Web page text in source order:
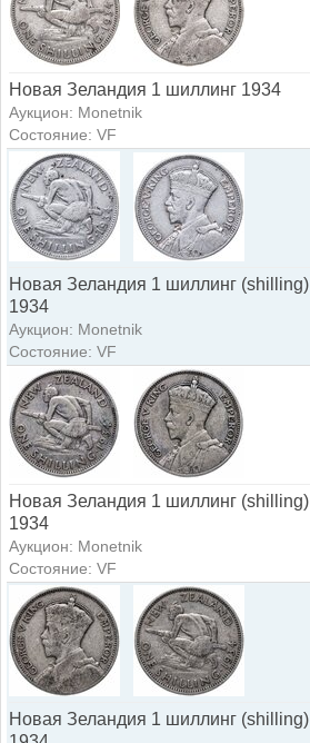
Новая Зеландия 1 шиллинг 1934
Аукцион: Monetnik
Состояние: VF
Новая Зеландия 1 шиллинг (shilling)
1934
Аукцион: Monetnik
Состояние: VF
Новая Зеландия 1 шиллинг (shilling)
1934
Аукцион: Monetnik
Состояние: VF
Новая Зеландия 1 шиллинг (shilling)